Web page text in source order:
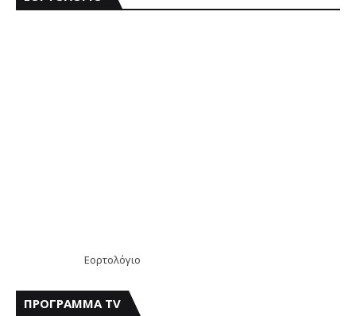
Εορτολόγιο
ΠΡΟΓΡΑΜΜΑ TV